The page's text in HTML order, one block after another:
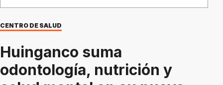
CENTRO DE SALUD
Huinganco suma
odontología, nutrición y